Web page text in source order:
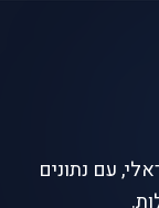
עם נתונים